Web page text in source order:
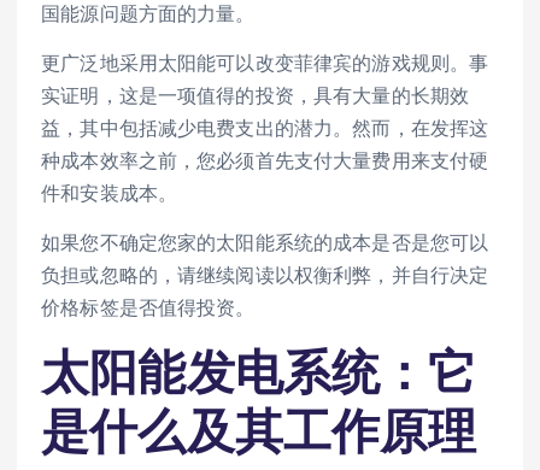
国能源问题方面的力量。
更广泛地采用太阳能可以改变菲律宾的游戏规则。事
实证明，这是一项值得的投资，具有大量的长期效
益，其中包括减少电费支出的潜力。然而，在发挥这
种成本效率之前，您必须首先支付大量费用来支付硬
件和安装成本。
如果您不确定您家的太阳能系统的成本是否是您可以
负担或忽略的，请继续阅读以权衡利弊，并自行决定
价格标签是否值得投资。
太阳能发电系统：它
是什么及其工作原理